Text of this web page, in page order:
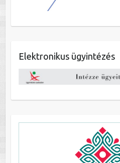
Elektronikus ügyintézés